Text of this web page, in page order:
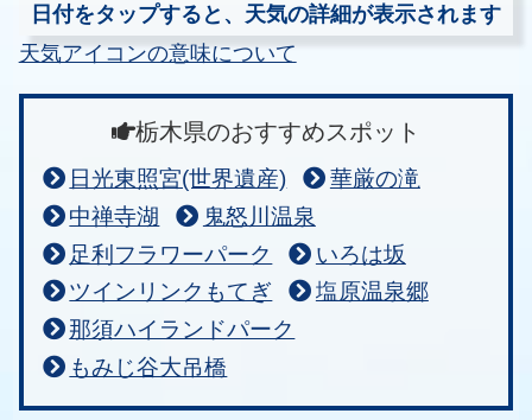
日付をタップすると、天気の詳細が表示されます
天気アイコンの意味について
栃木県のおすすめスポット
日光東照宮(世界遺産)
華厳の滝
中禅寺湖
鬼怒川温泉
足利フラワーパーク
いろは坂
ツインリンクもてぎ
塩原温泉郷
那須ハイランドパーク
もみじ谷大吊橋